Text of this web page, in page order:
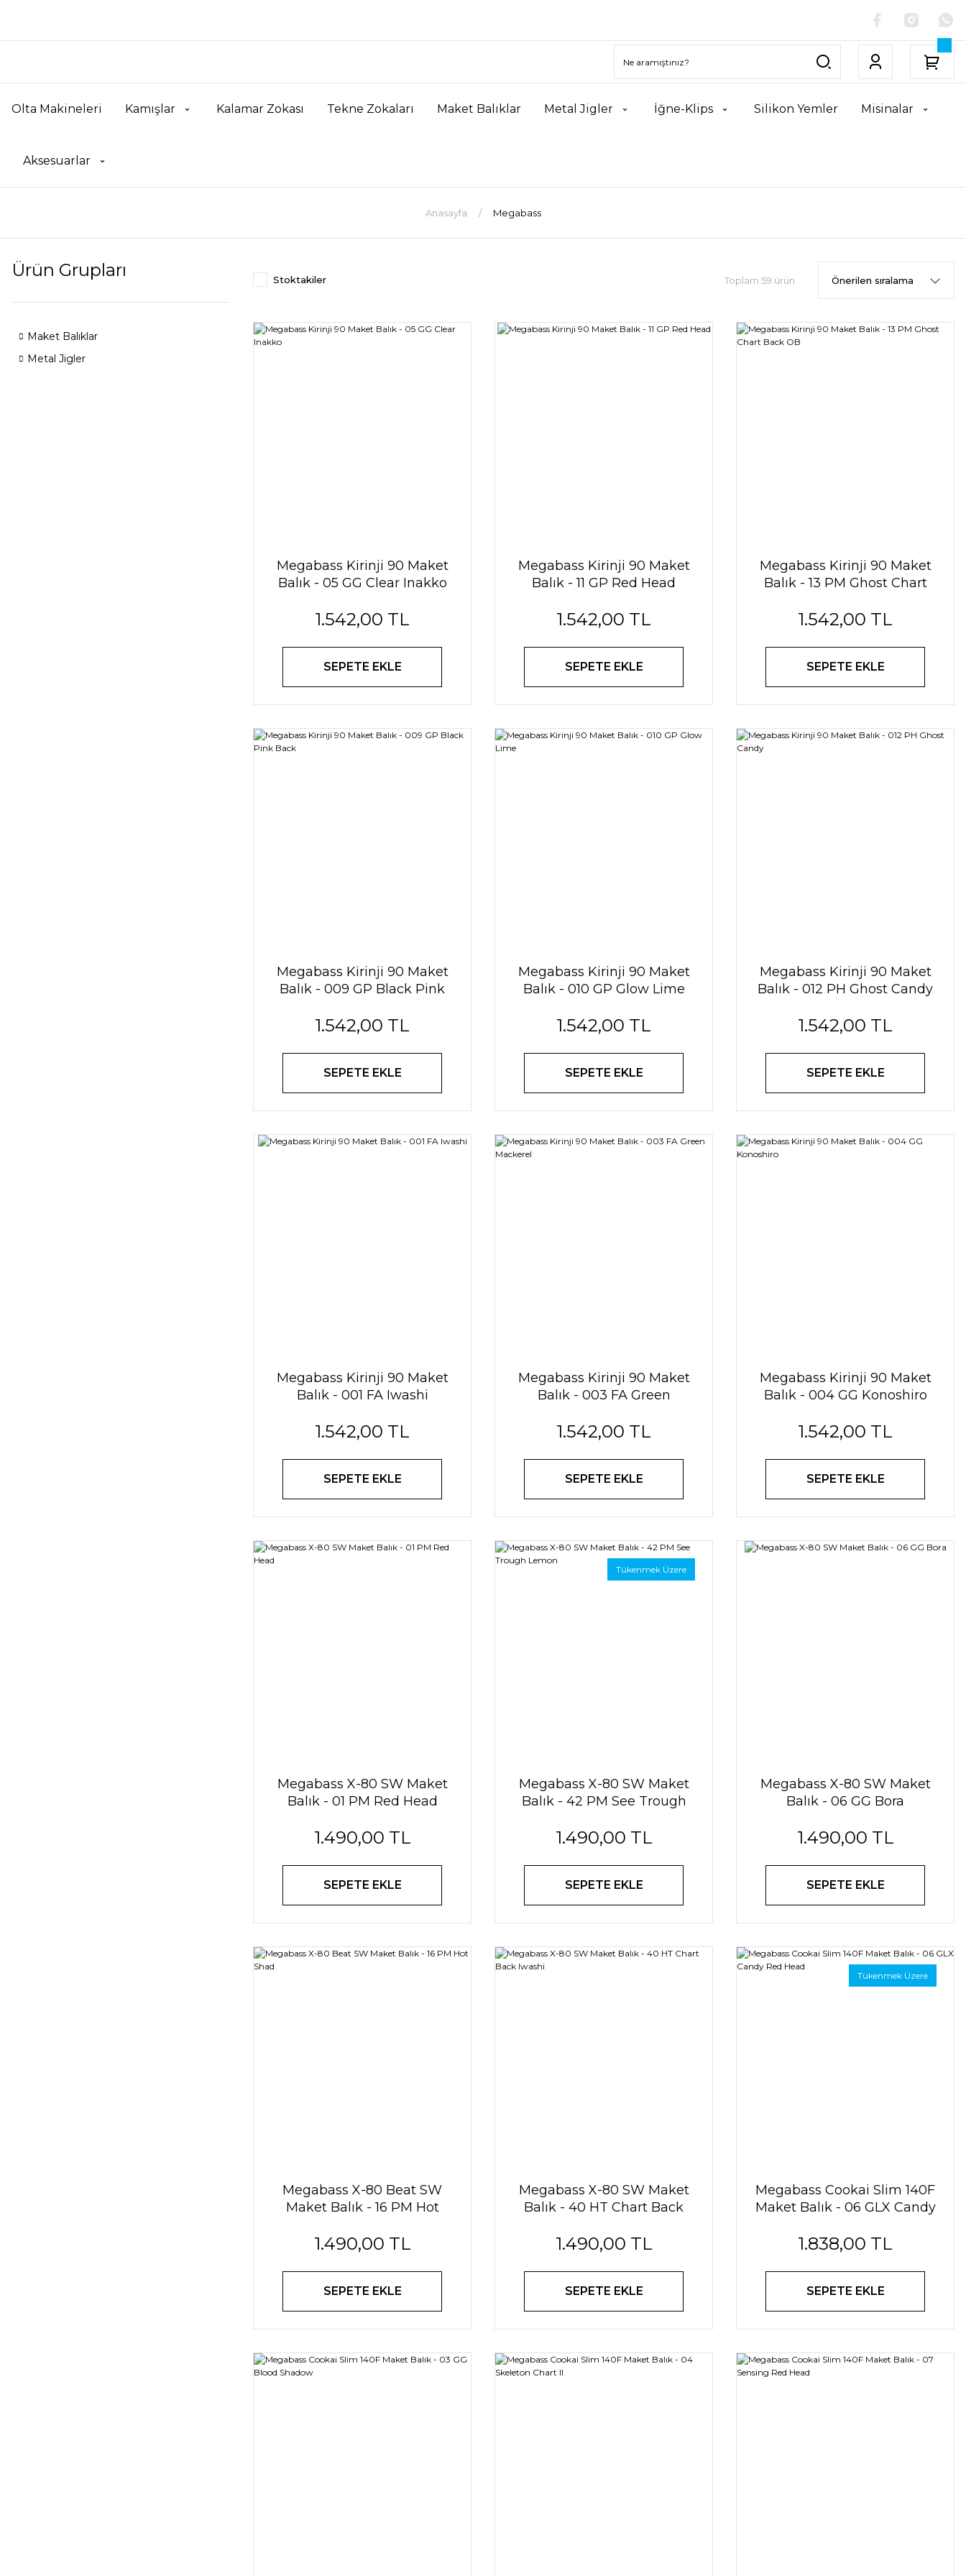
Olta Makineleri Kamışlar Kalamar Zokası Tekne Zokaları Maket Balıklar Metal Jigler İğne-Klips Silikon Yemler Misinalar
Aksesuarlar
Anasayfa Megabass
Ürün Grupları
Maket Balıklar
Metal Jigler
Stoktakiler Toplam 59 ürün
Megabass Kirinji 90 Maket
Balık - 05 GG Clear Inakko
1.542,00 TL
SEPETE EKLE
Megabass Kirinji 90 Maket
Balık - 11 GP Red Head
1.542,00 TL
SEPETE EKLE
Megabass Kirinji 90 Maket
Balık - 13 PM Ghost Chart
1.542,00 TL
SEPETE EKLE
Megabass Kirinji 90 Maket
Balık - 009 GP Black Pink
1.542,00 TL
SEPETE EKLE
Megabass Kirinji 90 Maket
Balık - 010 GP Glow Lime
1.542,00 TL
SEPETE EKLE
Megabass Kirinji 90 Maket
Balık - 012 PH Ghost Candy
1.542,00 TL
SEPETE EKLE
Megabass Kirinji 90 Maket
Balık - 001 FA Iwashi
1.542,00 TL
SEPETE EKLE
Megabass Kirinji 90 Maket
Balık - 003 FA Green
1.542,00 TL
SEPETE EKLE
Megabass Kirinji 90 Maket
Balık - 004 GG Konoshiro
1.542,00 TL
SEPETE EKLE
Megabass X-80 SW Maket
Balık - 01 PM Red Head
1.490,00 TL
SEPETE EKLE
Tükenmek Üzere
Megabass X-80 SW Maket
Balık - 42 PM See Trough
1.490,00 TL
SEPETE EKLE
Megabass X-80 SW Maket
Balık - 06 GG Bora
1.490,00 TL
SEPETE EKLE
Megabass X-80 Beat SW
Maket Balık - 16 PM Hot
1.490,00 TL
SEPETE EKLE
Megabass X-80 SW Maket
Balık - 40 HT Chart Back
1.490,00 TL
SEPETE EKLE
Tükenmek Üzere
Megabass Cookai Slim 140F
Maket Balık - 06 GLX Candy
1.838,00 TL
SEPETE EKLE